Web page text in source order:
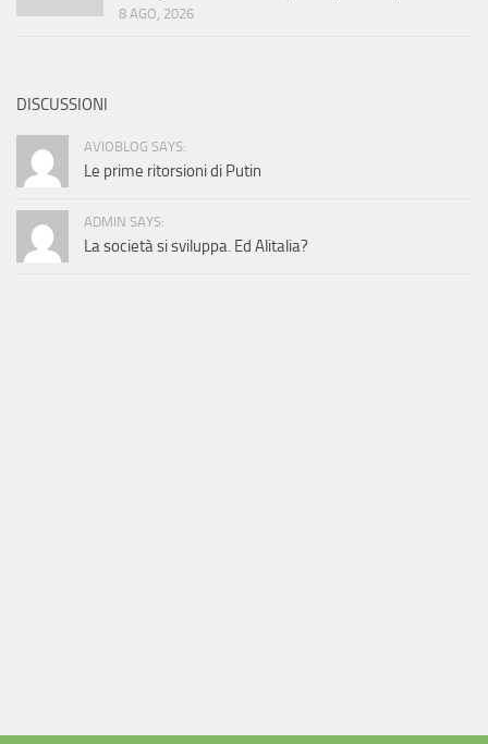
8 AGO, 2026
DISCUSSIONI
AVIOBLOG SAYS:
Le prime ritorsioni di Putin
ADMIN SAYS:
La società si sviluppa. Ed Alitalia?